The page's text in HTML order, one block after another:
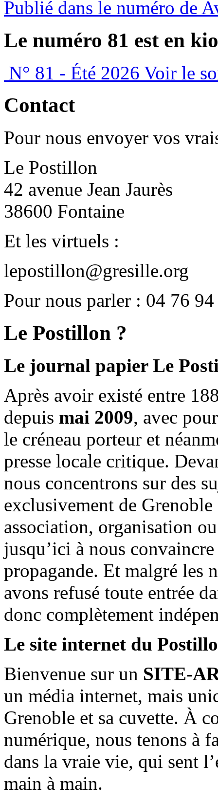
Publié dans le numéro de
Le numéro 81 est en
N° 81 - Été 2026 Voir le
Contact
Pour nous envoyer vos
Le Postillon
42 avenue Jean Jaurès
38600 Fontaine
Et les virtuels :
lepostillon@gresille.org
Pour nous parler : 04 76
Le Postillon ?
Le journal papier Le
Après avoir existé entre
depuis mai 2009, avec
le créneau porteur et
presse locale critique.
nous concentrons sur des
exclusivement de
association, organisation
jusqu’ici à nous
propagande. Et malgré les
avons refusé toute entrée
donc complètement
Le site internet du
Bienvenue sur un SITE-
un média internet, mais
Grenoble et sa cuvette. À
numérique, nous tenons à
dans la vraie vie, qui sent
main à main.